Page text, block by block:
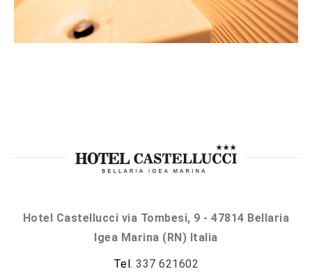
Hotel Castellucci via Tombesi, 9 - 47814 Bellaria
Igea Marina (RN) Italia
Tel.337 621602